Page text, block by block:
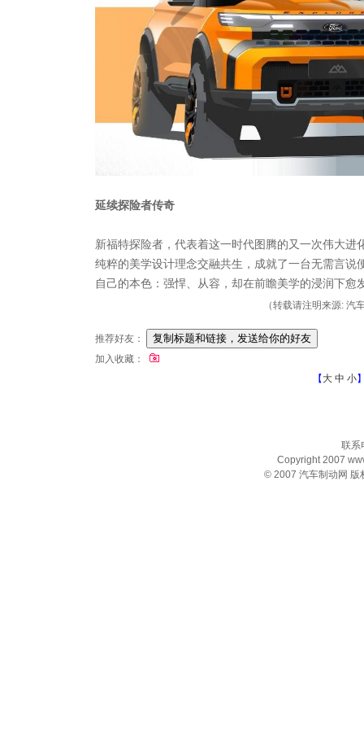
延续探险者传奇
新福特探险者，代表着这一时代图腾的又一次伟大进
纯粹的美学设计理念交融共生，成就了一台无需言说
自己的本色：强悍、从容，却在前瞻美学的浸润下愈
（转载请注明来源: 汽
推荐好友：
加入收藏：
【 大 中 小
联系
Copyright 2007
© 2007 汽车制动网 版